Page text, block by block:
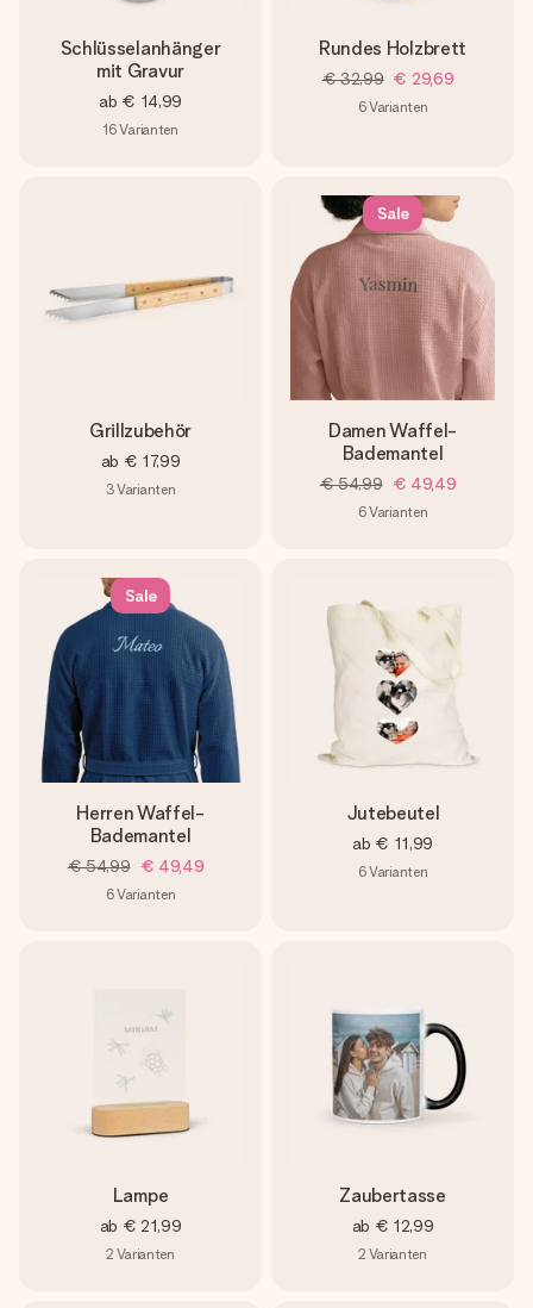
Schlüsselanhänger
mit Gravur
ab € 14,99
16Varianten
Rundes Holzbrett
€ 32,99 € 29,69
6Varianten
Grillzubehör
ab € 17,99
3Varianten
Sale
Damen Waffel-
Bademantel
€ 54,99 € 49,49
6Varianten
Sale
Herren Waffel-
Bademantel
€ 54,99 € 49,49
6Varianten
Jutebeutel
ab € 11,99
6Varianten
Lampe
ab € 21,99
2 Varianten
Zaubertasse
ab € 12,99
2 Varianten